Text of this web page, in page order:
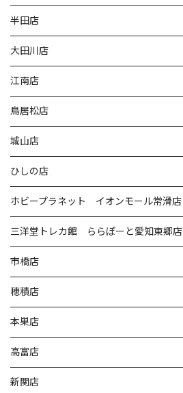
半田店
大田川店
江南店
鳥居松店
城山店
ひしの店
ホビープラネット イオンモール常滑店
三洋堂トレカ館 ららぽーと愛知東郷店
市橋店
穂積店
本巣店
高富店
新関店